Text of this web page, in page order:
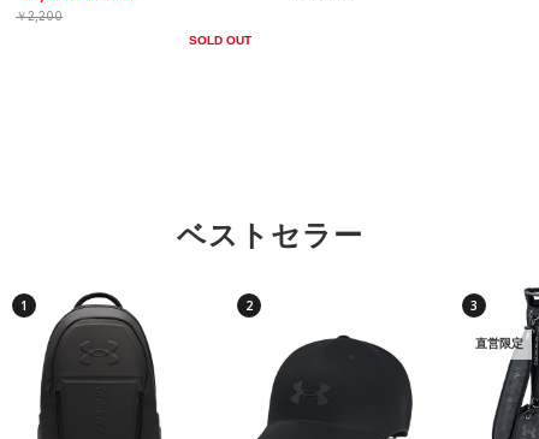
￥2,200
SOLD OUT
ベストセラー
1 2 3
直営限定